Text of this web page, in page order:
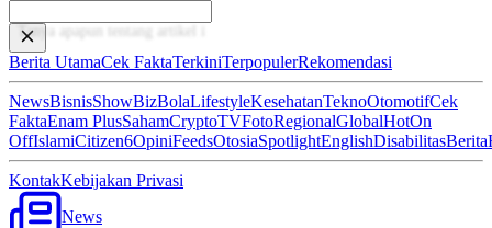
Baca
Berita UtamaCek FaktaTerkiniTerpopulerRekomendasi
NewsBisnisShowBizBolaLifestyleKesehatanTeknoOtomotifCek
FaktaEnam PlusSahamCryptoTVFotoRegionalGlobalHotOn
OffIslamiCitizen6OpiniFeedsOtosiaSpotlightEnglishDisabilitasBerita
KontakKebijakan Privasi
News